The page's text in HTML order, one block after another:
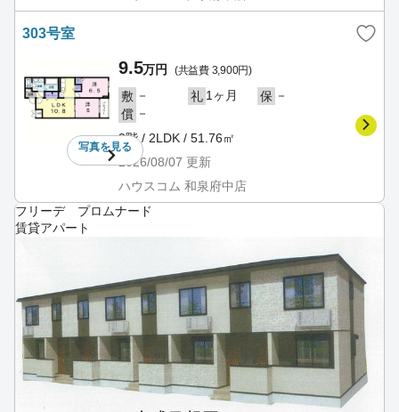
303号室
写真を見る
9.5万円 (共益費 3,900円)
敷 － 礼 1ヶ月 保 －
償 －
3階 / 2LDK / 51.76㎡
2026/08/07 更新
ハウスコム 和泉府中店
フリーデ プロムナード
賃貸アパート